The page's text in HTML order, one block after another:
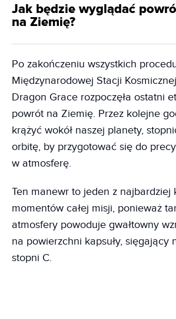
Jak będzie wyglądać
na Ziemię?
Po zakończeniu wszystkich
Międzynarodowej Stacji
Dragon Grace rozpoczęła ostatni
powrót na Ziemię. Przez kolejne
krążyć wokół naszej planety,
orbitę, by przygotować się do
w atmosferę.
Ten manewr to jeden z najbardziej
momentów całej misji, ponieważ
atmosfery powoduje gwałtowny
na powierzchni kapsuły, sięgający
stopni C.